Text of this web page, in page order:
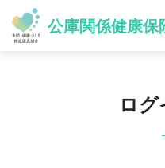
Skip
content
公庫関係健康保
ロ